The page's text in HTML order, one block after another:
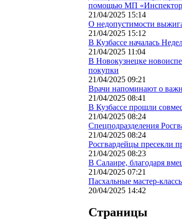
помощью МП
21/04/2025 15:14
О недопустимости
21/04/2025 15:12
В Кузбассе началась
21/04/2025 11:04
В Новокузнецке
покупки
21/04/2025 09:21
Врачи напоминают о
21/04/2025 08:41
В Кузбассе прошли
21/04/2025 08:24
Спецподразделения
21/04/2025 08:24
Росгвардейцы пресекли
21/04/2025 08:23
В Салаире, благодаря
21/04/2025 07:21
Пасхальные мастер-
20/04/2025 14:42
Страницы